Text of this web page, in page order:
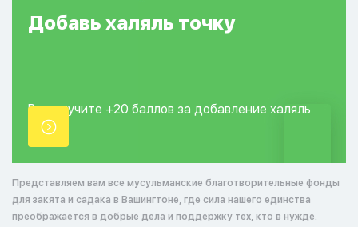
Добавь халяль точку
Вы получите +20 баллов за добавление халяль
точки.
Представляем вам все мусульманские благотворительные фонды
для закята и садака в Вашингтоне, где сила нашего единства
преображается в добрые дела и поддержку тех, кто в нужде.